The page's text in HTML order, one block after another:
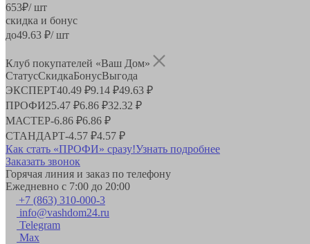
653₽/ шт
скидка и бонус
до49.63 ₽/ шт
Клуб покупателей «Ваш Дом»
СтатусСкидкаБонусВыгода
ЭКСПЕРТ40.49 ₽9.14 ₽49.63 ₽
ПРОФИ25.47 ₽6.86 ₽32.32 ₽
МАСТЕР-6.86 ₽6.86 ₽
СТАНДАРТ-4.57 ₽4.57 ₽
Как стать «ПРОФИ» сразу!Узнать подробнее
Заказать звонок
Горячая линия и заказ по телефону
Ежедневно с 7:00 до 20:00
+7 (863) 310-000-3
info@vashdom24.ru
Telegram
Max